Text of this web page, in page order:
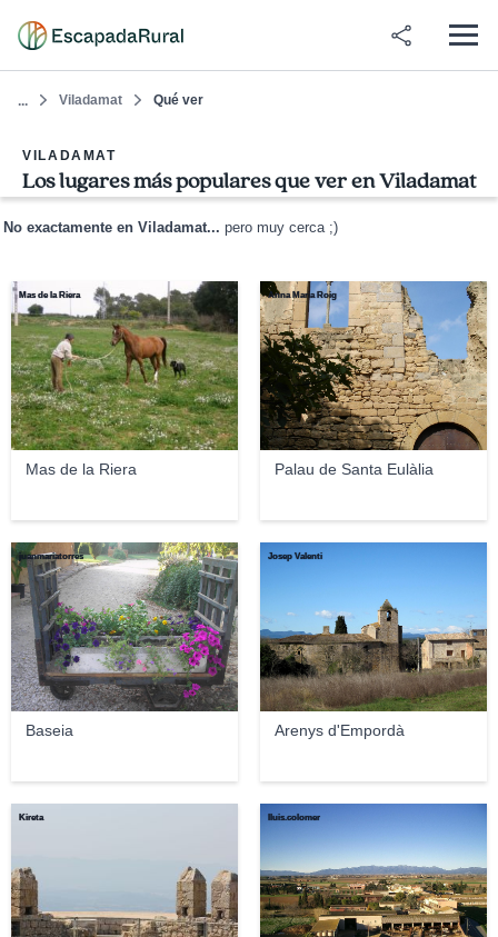
... Viladamat Qué ver
VILADAMAT
Los lugares más populares que ver en Viladamat
No exactamente en Viladamat... pero muy cerca ;)
Mas de la Riera
Mas de la Riera
Palau de Santa Eulàlia
Anna Maria Roig
Baseia
juanmariatorres
Arenys d'Empordà
Josep Valenti
Kireta lluis.colomer